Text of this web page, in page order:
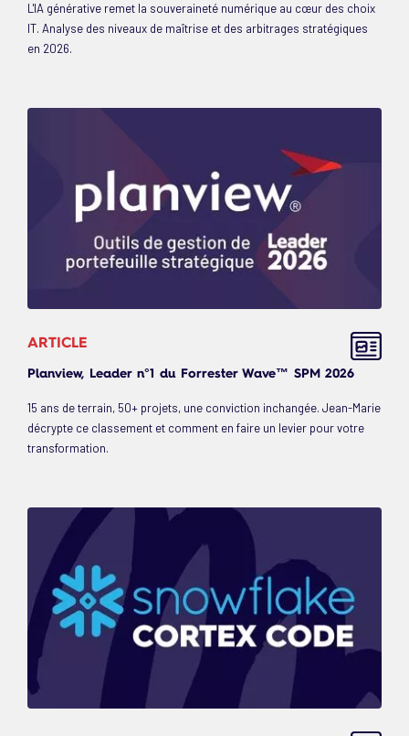
L'IA générative remet la souveraineté numérique au cœur des choix
IT. Analyse des niveaux de maîtrise et des arbitrages stratégiques
en 2026.
ARTICLE
Planview, Leader n°1 du Forrester Wave™ SPM 2026
15 ans de terrain, 50+ projets, une conviction inchangée. Jean-Marie
décrypte ce classement et comment en faire un levier pour votre
transformation.